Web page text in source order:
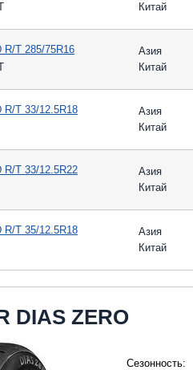
Китай
R/T 285/75R16
Азия
Китай
R/T 33/12.5R18
Азия
Китай
R/T 33/12.5R22
Азия
Китай
R/T 35/12.5R18
Азия
Китай
DIAS ZERO
Сезонность: